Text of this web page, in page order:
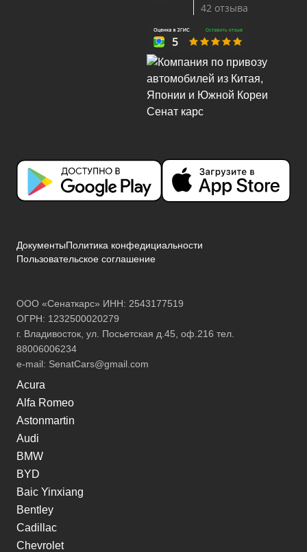
42 отзыва
ДокументыПолитика конфедициальности
Пользовательское соглашение
ООО «Сенаткарс» ИНН: 2543177519
ОГРН: 1232500020279
г. Владивосток, ул. Посьетская д.45, оф.216 тел.
88006006234
e-mail: SenatCars@gmail.com
Acura
Alfa Romeo
Astonmartin
Audi
BMW
BYD
Baic Yinxiang
Bentley
Cadillac
Chevrolet